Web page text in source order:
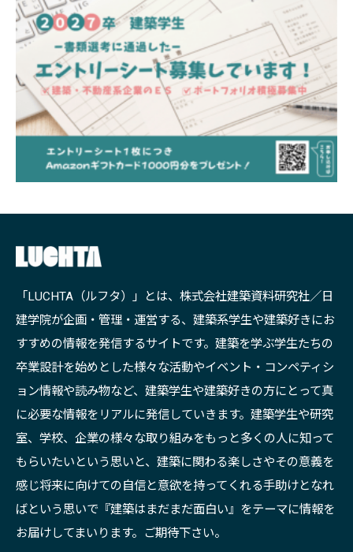
「LUCHTA（ルフタ）」とは、株式会社建築資料研究社／日
建学院が企画・管理・運営する、建築系学生や建築好きにお
すすめの情報を発信するサイトです。建築を学ぶ学生たちの
卒業設計を始めとした様々な活動やイベント・コンペティシ
ョン情報や読み物など、建築学生や建築好きの方にとって真
に必要な情報をリアルに発信していきます。建築学生や研究
室、学校、企業の様々な取り組みをもっと多くの人に知って
もらいたいという思いと、建築に関わる楽しさやその意義を
感じ将来に向けての自信と意欲を持ってくれる手助けとなれ
ばという思いで『建築はまだまだ面白い』をテーマに情報を
お届けしてまいります。ご期待下さい。